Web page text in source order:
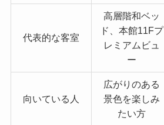
代表的な客室
高層階和ベッ
ド、本館11Fプ
レミアムビュ
ー
向いている人
広がりのある
景色を楽しみ
たい方